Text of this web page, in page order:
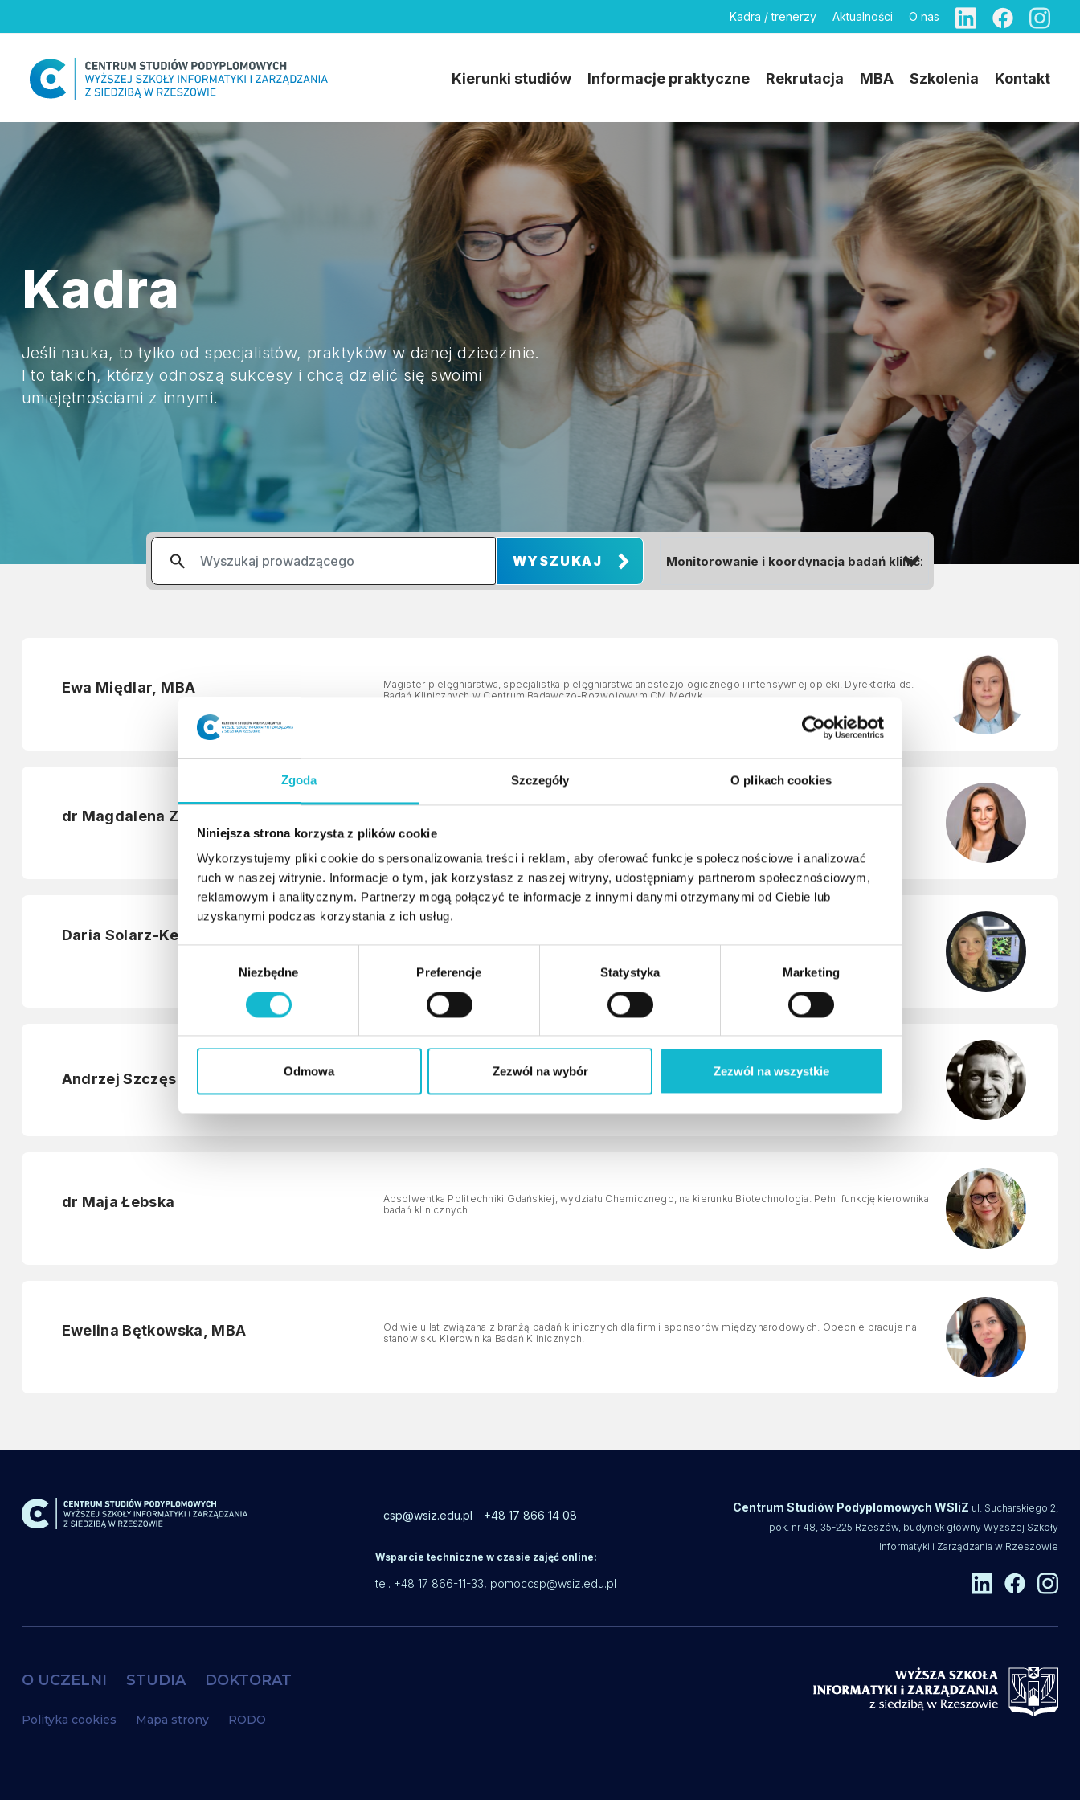
Zgoda Szczegóły O plikach cookies
Niniejsza strona korzysta z plików cookie
Wykorzystujemy pliki cookie do spersonalizowania treści i reklam, aby oferować funkcje społecznościowe i analizować
ruch w naszej witrynie. Informacje o tym, jak korzystasz z naszej witryny, udostępniamy partnerom społecznościowym,
reklamowym i analitycznym. Partnerzy mogą połączyć te informacje z innymi danymi otrzymanymi od Ciebie lub
uzyskanymi podczas korzystania z ich usług.
o
d
Niezbędne Preferencje Statystyka Marketing
Odmowa Zezwól na wybór Zezwól na wszystkie
Kadra / trenerzy Aktualności O nas
Kierunki studiów Informacje praktyczne Rekrutacja MBA Szkolenia Kontakt
Kadra
Jeśli nauka, to tylko od specjalistów, praktyków w danej dziedzinie.
I to takich, którzy odnoszą sukcesy i chcą dzielić się swoimi
umiejętnościami z innymi.
Ewa Międlar, MBA
Magister pielęgniarstwa, specjalistka pielęgniarstwa anestezjologicznego i intensywnej opieki. Dyrektorka ds.
Badań Klinicznych w Centrum Badawczo-Rozwojowym CM Medyk.
dr Magdalena Zielińska
Daria Solarz-Keller
Monitorowanie i koordynacja badań klinicznych
Andrzej Szczęsny Lekarz medycyny z ponad 20-letnim doświadczeniem w badaniach klinicznych.
dr Maja Łebska
Absolwentka Politechniki Gdańskiej, wydziału Chemicznego, na kierunku Biotechnologia. Pełni funkcję kierownika
badań klinicznych.
Ewelina Bętkowska, MBA
Od wielu lat związana z branżą badań klinicznych dla firm i sponsorów międzynarodowych. Obecnie pracuje na
stanowisku Kierownika Badań Klinicznych.
csp@wsiz.edu.pl +48 17 866 14 08
Wsparcie techniczne w czasie zajęć online:
tel. +48 17 866-11-33, pomoccsp@wsiz.edu.pl
Centrum Studiów Podyplomowych WSIiZ ul. Sucharskiego 2,
pok. nr 48, 35-225 Rzeszów, budynek główny Wyższej Szkoły
Informatyki i Zarządzania w Rzeszowie
O UCZELNI STUDIA DOKTORAT
Polityka cookies Mapa strony RODO